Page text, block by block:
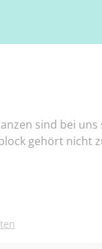
sind bei
gehört nicht